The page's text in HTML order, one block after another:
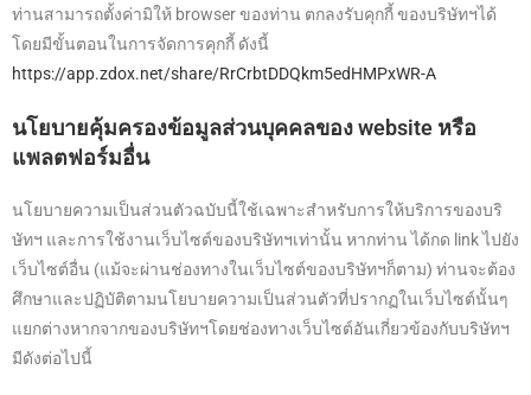
ท่านสามารถตั้งค่ามิให้ browser ของท่าน ตกลงรับคุกกี้ ของบริษัทฯได้
โดยมีขั้นตอนในการจัดการคุกกี้ ดังนี้
https://app.zdox.net/share/RrCrbtDDQkm5edHMPxWR-A
นโยบายคุ้มครองข้อมูลส่วนบุคคลของ website หรือ
แพลตฟอร์มอื่น
นโยบายความเป็นส่วนตัวฉบับนี้ใช้เฉพาะสำหรับการให้บริการของบริ
ษัทฯ และการใช้งานเว็บไซต์ของบริษัทฯเท่านั้น หากท่าน ได้กด link ไปยัง
เว็บไซต์อื่น (แม้จะผ่านช่องทางในเว็บไซต์ของบริษัทฯก็ตาม) ท่านจะต้อง
ศึกษาและปฏิบัติตามนโยบายความเป็นส่วนตัวที่ปรากฏในเว็บไซต์นั้นๆ
แยกต่างหากจากของบริษัทฯโดยช่องทางเว็บไซต์อันเกี่ยวข้องกับบริษัทฯ
มีดังต่อไปนี้